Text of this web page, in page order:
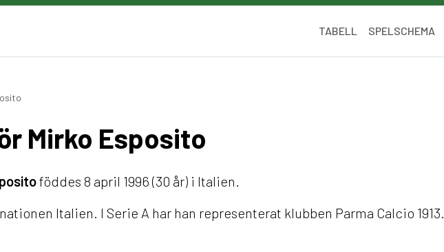
TABELL SPELSCHEMA
Mirko Esposito
föddes 8 april 1996 (30 år) i Italien.
Italien. I Serie A har han representerat klubben Parma Calcio 1913.